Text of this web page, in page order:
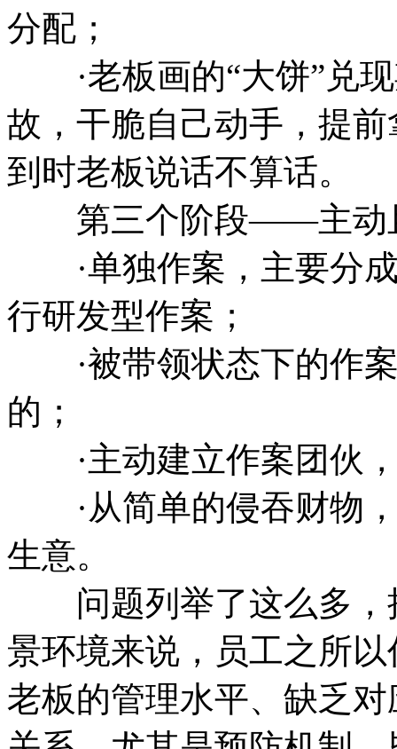
分配；
·老板画的“大饼”兑现
故，干脆自己动手，提
到时老板说话不算话。
第三个阶段——主动
·单独作案，主要分成
行研发型作案；
·被带领状态下的作案
的；
·主动建立作案团伙，
·从简单的侵吞财物，
生意。
问题列举了这么多，
景环境来说，员工之所以
老板的管理水平、缺乏